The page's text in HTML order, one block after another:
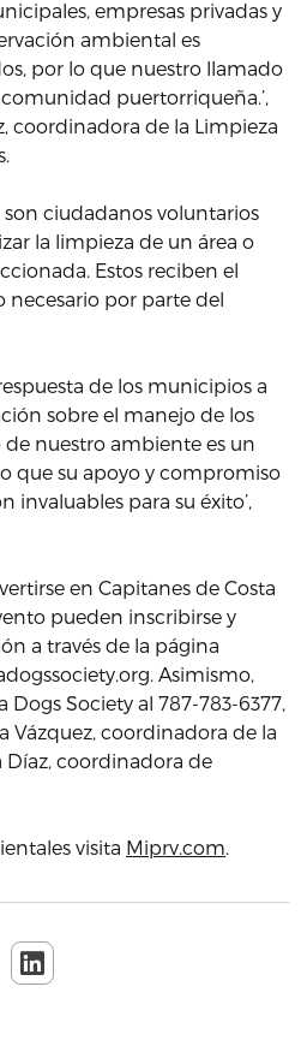
empresas privadas y
ambiental es
por lo que nuestro llamado
puertorriqueña.’,
coordinadora de la Limpieza
son ciudadanos voluntarios
la limpieza de un área o
Estos reciben el
necesario por parte del
de los municipios a
sobre el manejo de los
nuestro ambiente es un
que su apoyo y compromiso
invaluables para su éxito’,
en Capitanes de Costa
pueden inscribirse y
a través de la página
Asimismo,
Society al 787-783-6377,
Vázquez, coordinadora de la
Díaz, coordinadora de
visita Miprv.com